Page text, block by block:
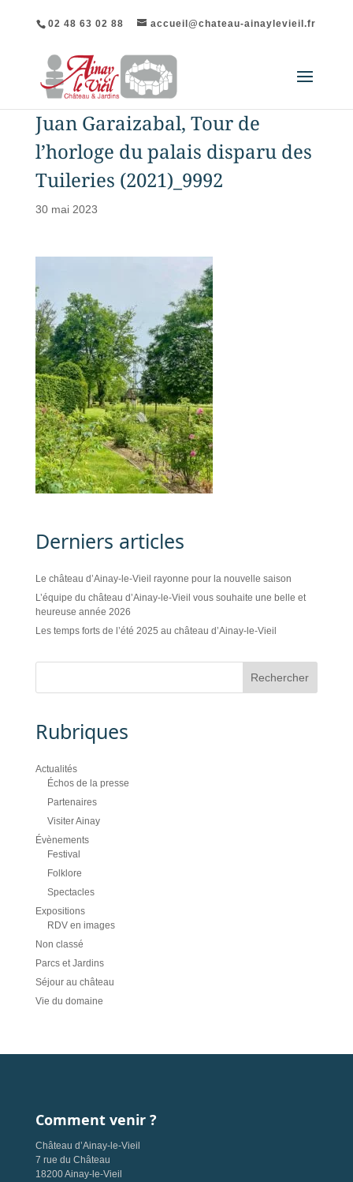
02 48 63 02 88 accueil@chateau-ainaylevieil.fr
Juan Garaizabal, Tour de
l’horloge du palais disparu des
Tuileries (2021)_9992
30 mai 2023
Derniers articles
Le château d’Ainay-le-Vieil rayonne pour la nouvelle saison
L’équipe du château d’Ainay-le-Vieil vous souhaite une belle et
heureuse année 2026
Les temps forts de l’été 2025 au château d’Ainay-le-Vieil
Rubriques
Actualités
Échos de la presse
Partenaires
Visiter Ainay
Évènements
Festival
Folklore
Spectacles
Expositions
RDV en images
Non classé
Parcs et Jardins
Séjour au château
Vie du domaine
Comment venir ?
Château d’Ainay-le-Vieil
7 rue du Château
18200 Ainay-le-Vieil